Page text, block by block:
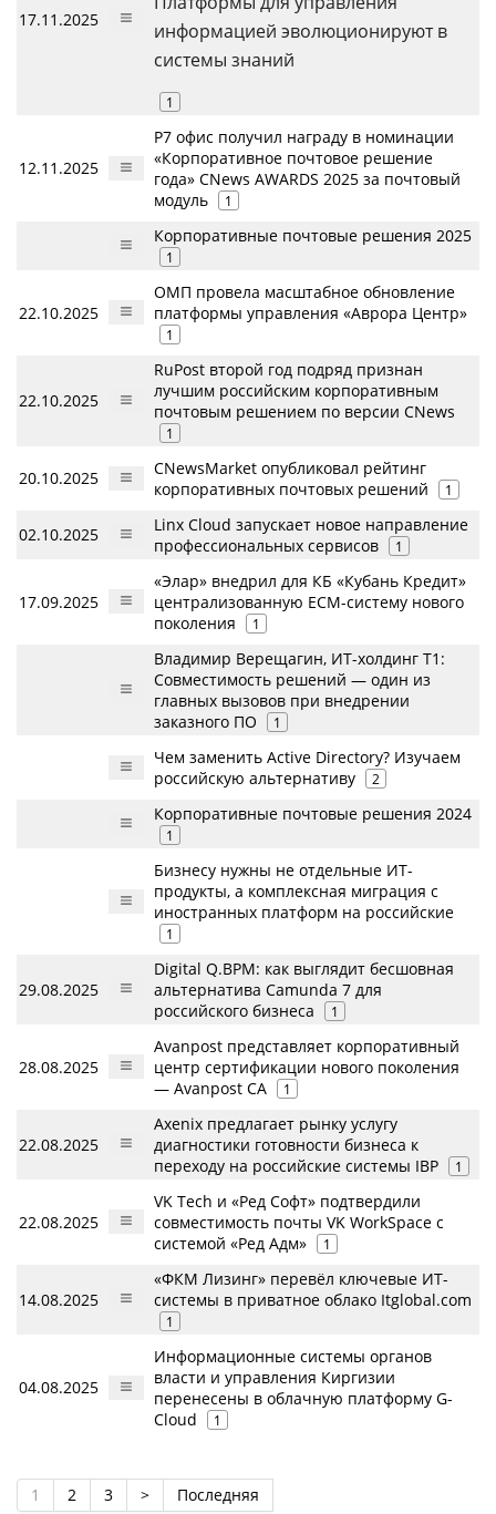
17.11.2025
информацией эволюционируют в
системы знаний
1
12.11.2025
Р7 офис получил награду в номинации
«Корпоративное почтовое решение
года» CNews AWARDS 2025 за почтовый
модуль
1
Корпоративные почтовые решения 2025
1
22.10.2025
ОМП провела масштабное обновление
платформы управления «Аврора Центр»
1
22.10.2025
RuPost второй год подряд признан
лучшим российским корпоративным
почтовым решением по версии CNews
1
20.10.2025
CNewsMarket опубликовал рейтинг
корпоративных почтовых решений
1
02.10.2025
Linx Cloud запускает новое направление
профессиональных сервисов
1
17.09.2025
«Элар» внедрил для КБ «Кубань Кредит»
централизованную ECM-систему нового
поколения
1
Владимир Верещагин, ИТ-холдинг T1:
Совместимость решений — один из
главных вызовов при внедрении
заказного ПО
1
Чем заменить Active Directory? Изучаем
российскую альтернативу
2
Корпоративные почтовые решения 2024
1
Бизнесу нужны не отдельные ИТ-
продукты, а комплексная миграция с
иностранных платформ на российские
1
29.08.2025
Digital Q.BPM: как выглядит бесшовная
альтернатива Camunda 7 для
российского бизнеса
1
28.08.2025
Avanpost представляет корпоративный
центр сертификации нового поколения
— Avanpost CA
1
22.08.2025
Axenix предлагает рынку услугу
диагностики готовности бизнеса к
переходу на российские системы IBP
1
22.08.2025
VK Tech и «Ред Софт» подтвердили
совместимость почты VK WorkSpace с
системой «Ред Адм»
1
14.08.2025
«ФКМ Лизинг» перевёл ключевые ИТ-
системы в приватное облако Itglobal.com
1
04.08.2025
Информационные системы органов
власти и управления Киргизии
перенесены в облачную платформу G-
Cloud
1
1 2 3 > Последняя